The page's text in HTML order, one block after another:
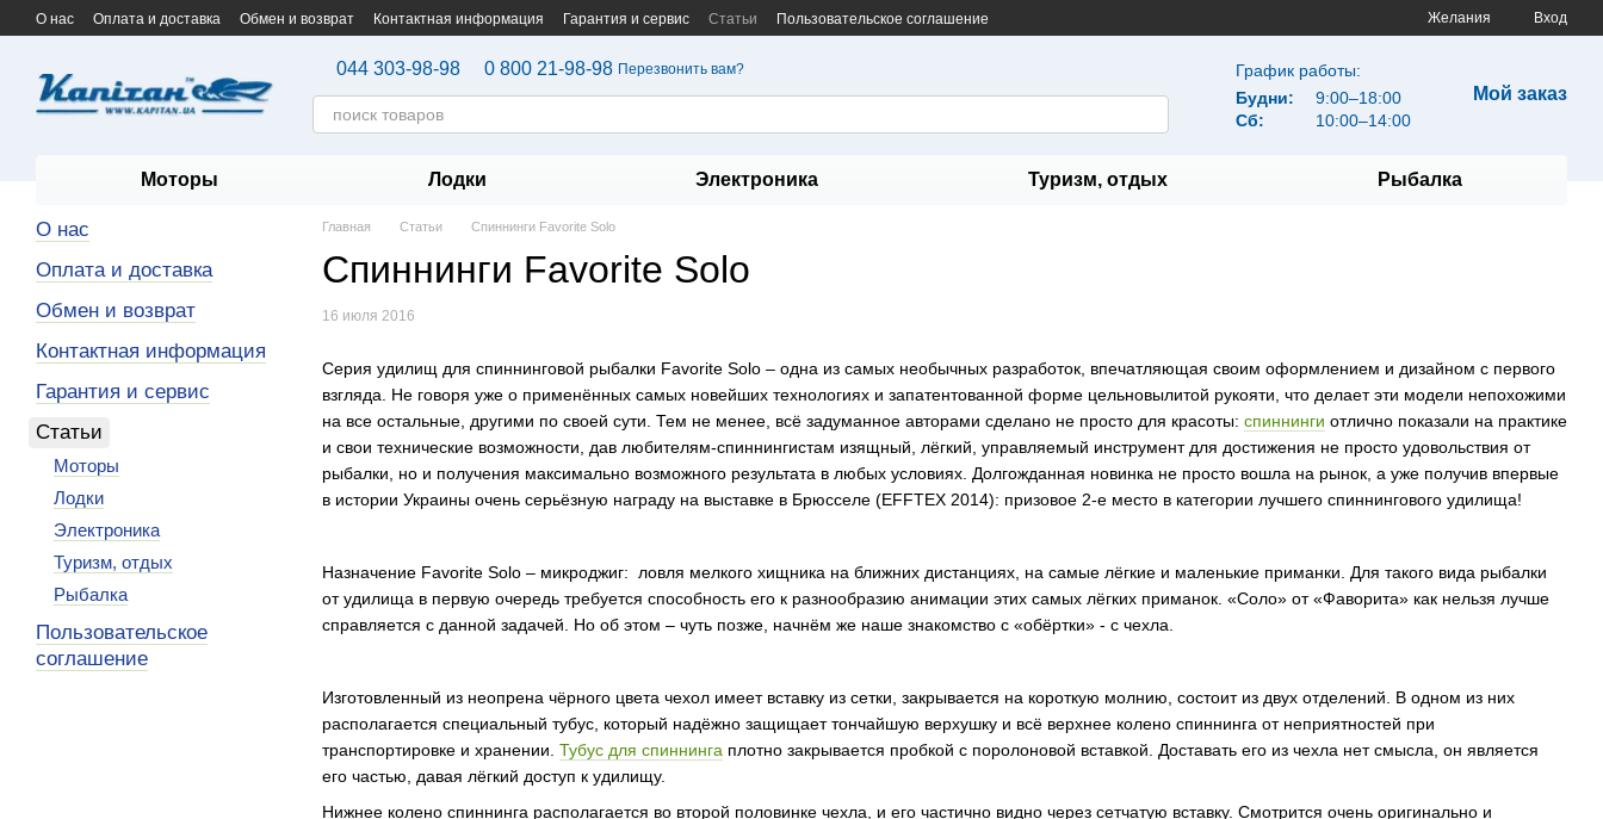
Перейти к основному контенту
О нас Оплата и доставка Обмен и возврат Контактная информация Гарантия и сервис Статьи Пользовательское соглашение Желания Вход
044 303-98-98 0 800 21-98-98 Перезвонить вам?
График работы:
Будни:
9:00–18:00
Сб:
10:00–14:00
Мой заказ
Моторы Лодки Электроника Туризм, отдых Рыбалка
Главная Статьи Спиннинги Favorite Solo
Спиннинги Favorite Solo
16 июля 2016
Серия удилищ для спиннинговой рыбалки Favorite Solo – одна из самых необычных разработок, впечатляющая своим оформлением и дизайном с первого
взгляда. Не говоря уже о применённых самых новейших технологиях и запатентованной форме цельновылитой рукояти, что делает эти модели непохожими
на все остальные, другими по своей сути. Тем не менее, всё задуманное авторами сделано не просто для красоты: спиннинги отлично показали на практике
и свои технические возможности, дав любителям-спиннингистам изящный, лёгкий, управляемый инструмент для достижения не просто удовольствия от
рыбалки, но и получения максимально возможного результата в любых условиях. Долгожданная новинка не просто вошла на рынок, а уже получив впервые
в истории Украины очень серьёзную награду на выставке в Брюсселе (EFFTEX 2014): призовое 2-е место в категории лучшего спиннингового удилища!
Назначение Favorite Solo – микроджиг: ловля мелкого хищника на ближних дистанциях, на самые лёгкие и маленькие приманки. Для такого вида рыбалки
от удилища в первую очередь требуется способность его к разнообразию анимации этих самых лёгких приманок. «Соло» от «Фаворита» как нельзя лучше
справляется с данной задачей. Но об этом – чуть позже, начнём же наше знакомство с «обёртки» - с чехла.
Изготовленный из неопрена чёрного цвета чехол имеет вставку из сетки, закрывается на короткую молнию, состоит из двух отделений. В одном из них
располагается специальный тубус, который надёжно защищает тончайшую верхушку и всё верхнее колено спиннинга от неприятностей при
транспортировке и хранении. Тубус для спиннинга плотно закрывается пробкой с поролоновой вставкой. Доставать его из чехла нет смысла, он является
его частью, давая лёгкий доступ к удилищу.
Нижнее колено спиннинга располагается во второй половинке чехла, и его частично видно через сетчатую вставку. Смотрится очень оригинально и
О нас
Оплата и доставка
Обмен и возврат
Контактная информация
Гарантия и сервис
Статьи
Моторы
Лодки
Электроника
Туризм, отдых
Рыбалка
Пользовательское
соглашение